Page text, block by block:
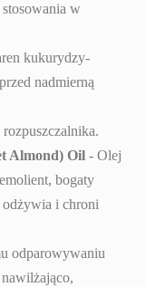
w
kukurydzy-
nadmierną
rozpuszczalnika.
Almond) Oil - Olej
bogaty
i chroni
odparowywaniu